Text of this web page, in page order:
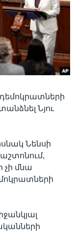
Նյու
Նենսի
չի մնա